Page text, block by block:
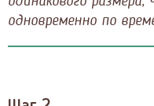
одновременно по